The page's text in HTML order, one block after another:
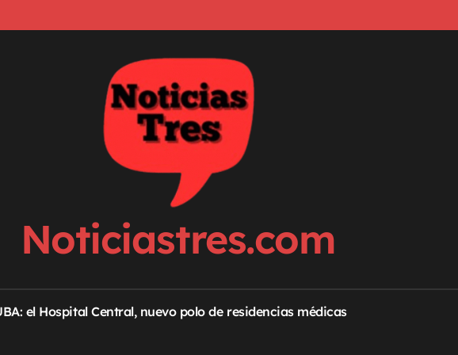
Noticiastres.com
el Hospital Central, nuevo polo de residencias médicas